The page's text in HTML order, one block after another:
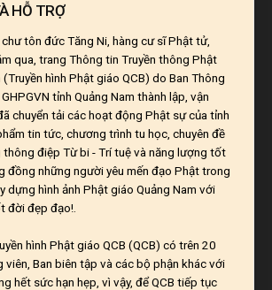
HỖ TRỢ
tôn đức Tăng Ni, hàng cư sĩ Phật tử,
qua, trang Thông tin Truyền thông Phật
hình Phật giáo QCB) do Ban Thông
tỉnh Quảng Nam thành lập, vận
chuyển tải các hoạt động Phật sự của tỉnh
tin tức, chương trình tu học, chuyên đề
thông điệp Từ bi - Trí tuệ và năng lượng tốt
đồng những người yêu mến đạo Phật trong
dựng hình ảnh Phật giáo Quảng Nam với
đời đẹp đạo!.
hình Phật giáo QCB (QCB) có trên 20
viên, Ban biên tập và các bộ phận khác với
hết sức hạn hẹp, vì vậy, để QCB tiếp tục